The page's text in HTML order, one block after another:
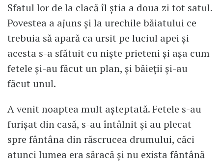
Sfatul lor de la clacă îl știa a doua zi tot satul.
Povestea a ajuns și la urechile băiatului ce
trebuia să apară ca ursit pe luciul apei și
acesta s-a sfătuit cu niște prieteni și așa cum
fetele și-au făcut un plan, și băieții și-au
făcut unul.
A venit noaptea mult așteptată. Fetele s-au
furișat din casă, s-au întâlnit și au plecat
spre fântâna din răscrucea drumului, căci
atunci lumea era săracă și nu exista fântână